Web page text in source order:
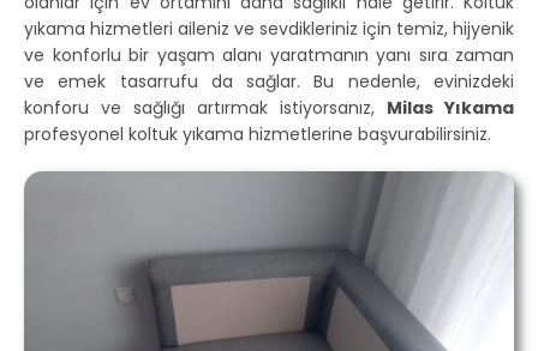
yıkama hizmetleri aileniz ve sevdikleriniz için temiz, hijyenik
ve konforlu bir yaşam alanı yaratmanın yanı sıra zaman
ve emek tasarrufu da sağlar. Bu nedenle, evinizdeki
konforu ve sağlığı artırmak istiyorsanız, Milas Yıkama
profesyonel koltuk yıkama hizmetlerine başvurabilirsiniz.